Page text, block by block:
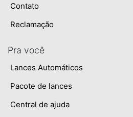
Contato
Reclamação
Pra você
Lances Automáticos
Pacote de lances
Central de ajuda